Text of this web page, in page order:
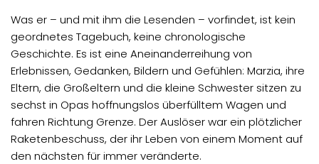
Was er – und mit ihm die Lesenden – vorfindet, ist kein
geordnetes Tagebuch, keine chronologische
Geschichte. Es ist eine Aneinanderreihung von
Erlebnissen, Gedanken, Bildern und Gefühlen: Marzia, ihre
Eltern, die Großeltern und die kleine Schwester sitzen zu
sechst in Opas hoffnungslos überfülltem Wagen und
fahren Richtung Grenze. Der Auslöser war ein plötzlicher
Raketenbeschuss, der ihr Leben von einem Moment auf
den nächsten für immer veränderte.